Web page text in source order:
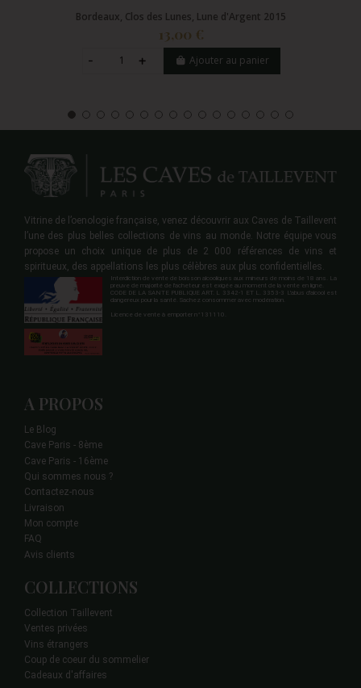
Bordeaux, Clos des Lunes, Lune d'Argent 2015
13,00 €
Ajouter au panier
Vitrine de l’oenologie française, venez découvrir aux Caves de Taillevent
l’une des plus belles collections de vins au monde. Notre équipe vous
propose un choix unique de plus de 2 000 références de vins et
spiritueux, des appellations les plus célèbres aux plus confidentielles.
Interdiction de vente de boisson alcooliques aux mineurs de moins de 18 ans. La
preuve de majorité de l'acheteur est exigée au moment de la vente en ligne.
CODE DE LA SANTE PUBLIQUE ART. L 3342-1 ET L. 3353-3 L'abus d'alcool est
dangereux pour la santé. Sachez consommer avec modération.
Licence de vente à emporter n°131110.
A PROPOS
Le Blog
Cave Paris - 8ème
Cave Paris - 16ème
Qui sommes nous ?
Contactez-nous
Livraison
Mon compte
FAQ
Avis clients
COLLECTIONS
Collection Taillevent
Ventes privées
Vins étrangers
Coup de coeur du sommelier
Cadeaux d'affaires